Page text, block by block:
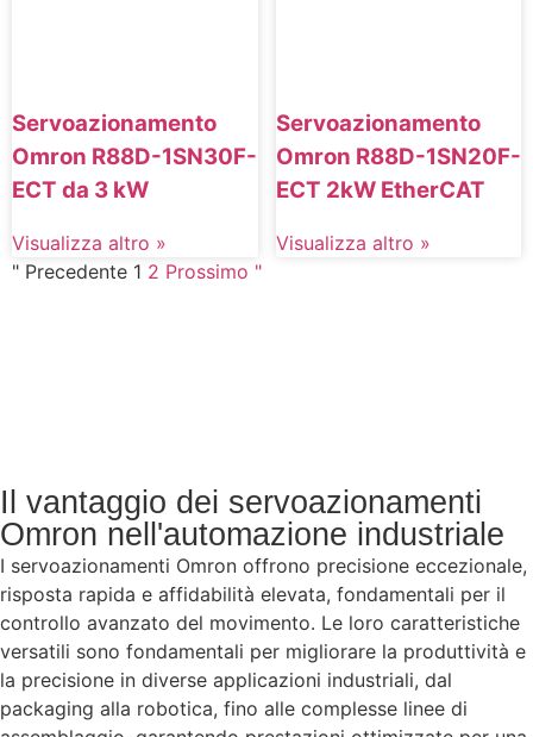
Servoazionamento
Omron R88D-1SN30F-
ECT da 3 kW
Visualizza altro »
Servoazionamento
Omron R88D-1SN20F-
ECT 2kW EtherCAT
Visualizza altro »
" Precedente 1 2 Prossimo "
Il vantaggio dei servoazionamenti
Omron nell'automazione industriale
I servoazionamenti Omron offrono precisione eccezionale,
risposta rapida e affidabilità elevata, fondamentali per il
controllo avanzato del movimento. Le loro caratteristiche
versatili sono fondamentali per migliorare la produttività e
la precisione in diverse applicazioni industriali, dal
packaging alla robotica, fino alle complesse linee di